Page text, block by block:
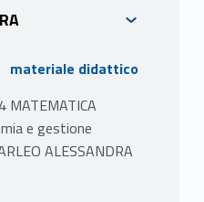
VALUTAZIONE DI
CONDIZIONI DI
in condizioni di
Rendite e
materiale didattico
MATEMATICA
e gestione
ALESSANDRA